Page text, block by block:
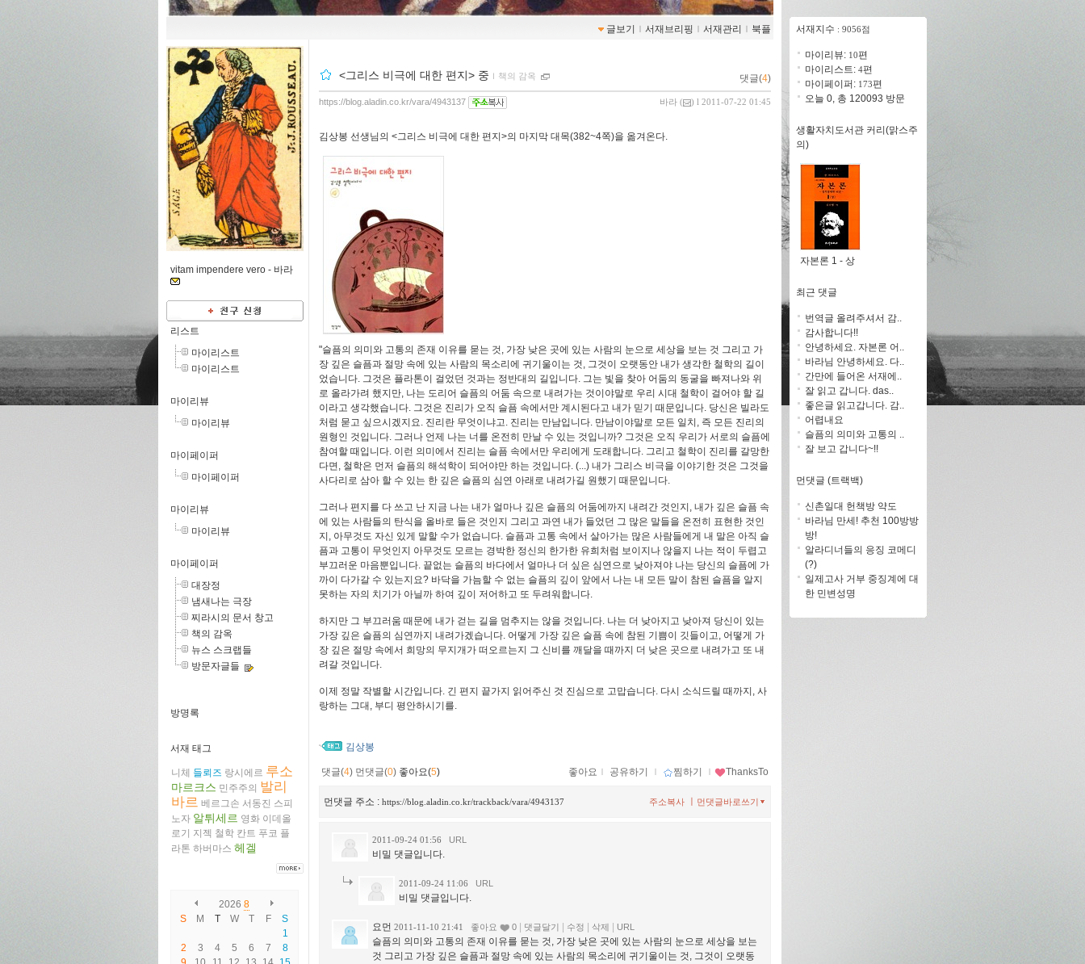
글보기 ｌ 서재브리핑 ｌ 서재관리 ｌ 북플
vitam impendere vero - 바라
리스트
마이리스트
마이리스트
마이리뷰
마이리뷰
마이페이퍼
마이페이퍼
마이리뷰
마이리뷰
마이페이퍼
대장정
냄새나는 극장
찌라시의 문서 창고
책의 감옥
뉴스 스크랩들
방문자글들
방명록
서재 태그
니체 들뢰즈 랑시에르 루소
마르크스 민주주의 발리
바르 베르그손 서동진 스피
노자 알튀세르 영화 이데올
로기
지젝 철학 칸트 푸코 플
라톤 하버마스 헤겔
2026 8
S
M T W T F
S
1
2
3 4 5 6 7
8
<그리스 비극에 대한 편지> 중 ｌ 책의 감옥 댓글(4)
바라 ( ) l 2011-07-22 01:45
https://blog.aladin.co.kr/vara/4943137
김상봉 선생님의 <그리스 비극에 대한 편지>의 마지막 대목(382~4쪽)을 옮겨온다.
"슬픔의 의미와 고통의 존재 이유를 묻는 것, 가장 낮은 곳에 있는 사람의 눈으로 세상을 보는 것 그리고 가
장 깊은 슬픔과 절망 속에 있는 사람의 목소리에 귀기울이는 것, 그것이 오랫동안 내가 생각한 철학의 길이
었습니다. 그것은 플라톤이 걸었던 것과는 정반대의 길입니다. 그는 빛을 찾아 어둠의 동굴을 빠져나와 위
로 올라가려 했지만, 나는 도리어 슬픔의 어둠 속으로 내려가는 것이야말로 우리 시대 철학이 걸어야 할 길
이라고 생각했습니다. 그것은 진리가 오직 슬픔 속에서만 계시된다고 내가 믿기 때문입니다. 당신은 빌라도
처럼 묻고 싶으시겠지요. 진리란 무엇이냐고. 진리는 만남입니다. 만남이야말로 모든 일치, 즉 모든 진리의
원형인 것입니다. 그러나 언제 나는 너를 온전히 만날 수 있는 것입니까? 그것은 오직 우리가 서로의 슬픔에
참여할 때입니다. 이런 의미에서 진리는 슬픔 속에서만 우리에게 도래합니다. 그리고 철학이 진리를 갈망한
다면, 철학은 먼저 슬픔의 해석학이 되어야만 하는 것입니다. (...) 내가 그리스 비극을 이야기한 것은 그것을
사다리로 삼아 할 수 있는 한 깊은 슬픔의 심연 아래로 내려가길 원했기 때문입니다.
그러나 편지를 다 쓰고 난 지금 나는 내가 얼마나 깊은 슬픔의 어둠에까지 내려간 것인지, 내가 깊은 슬픔 속
에 있는 사람들의 탄식을 올바로 들은 것인지 그리고 과연 내가 들었던 그 많은 말들을 온전히 표현한 것인
지, 아무것도 자신 있게 말할 수가 없습니다. 슬픔과 고통 속에서 살아가는 많은 사람들에게 내 말은 아직 슬
픔과 고통이 무엇인지 아무것도 모르는 경박한 정신의 한가한 유희처럼 보이지나 않을지 나는 적이 두렵고
부끄러운 마음뿐입니다. 끝없는 슬픔의 바다에서 얼마나 더 싶은 심연으로 낮아져야 나는 당신의 슬픔에 가
까이 다가갈 수 있는지요? 바닥을 가늠할 수 없는 슬픔의 깊이 앞에서 나는 내 모든 말이 참된 슬픔을 알지
못하는 자의 치기가 아닐까 하여 깊이 저어하고 또 두려워합니다.
하지만 그 부끄러움 때문에 내가 걷는 길을 멈추지는 않을 것입니다. 나는 더 낮아지고 낮아져 당신이 있는
가장 깊은 슬픔의 심연까지 내려가겠습니다. 어떻게 가장 깊은 슬픔 속에 참된 기쁨이 깃들이고, 어떻게 가
장 깊은 절망 속에서 희망의 무지개가 떠오르는지 그 신비를 깨달을 때까지 더 낮은 곳으로 내려가고 또 내
려갈 것입니다.
이제 정말 작별할 시간입니다. 긴 편지 끝가지 읽어주신 것 진심으로 고맙습니다. 다시 소식드릴 때까지, 사
랑하는 그대, 부디 평안하시기를.
김상봉
댓글(4) 먼댓글(0) 좋아요(5) 좋아요 ｌ 공유하기 ｌ 찜하기 ｌ ThanksTo
먼댓글 주소 : https://blog.aladin.co.kr/trackback/vara/4943137 먼댓글바로쓰기
주소복사
2011-09-24 01:56 URL
비밀 댓글입니다.
2011-09-24 11:06 URL
비밀 댓글입니다.
요먼 2011-11-10 21:41 좋아요 0 댓글달기 수정 삭제 URL
슬픔의 의미와 고통의 존재 이유를 묻는 것, 가장 낮은 곳에 있는 사람의 눈으로 세상을 보는
것 그리고 가장 깊은 슬픔과 절망 속에 있는 사람의 목소리에 귀기울이는 것, 그것이 오랫동
서재지수 : 9056점
마이리뷰: 10편
마이리스트: 4편
마이페이퍼: 173편
오늘 0, 총 120093 방문
생활자치도서관 커리(맑스주
의)
자본론 1 - 상
최근 댓글
번역글 올려주셔서 감..
감사합니다!!
안녕하세요. 자본론 어..
바라님 안녕하세요. 다..
간만에 들어온 서재에..
잘 읽고 갑니다. das..
좋은글 읽고갑니다. 감..
어렵내요
슬픔의 의미와 고통의 ..
잘 보고 갑니다~!!
먼댓글 (트랙백)
신촌일대 헌책방 약도
바라님 만세! 추천 100방방
방!
알라디너들의 응징 코메디
(?)
일제고사 거부 중징계에 대
한 민변성명